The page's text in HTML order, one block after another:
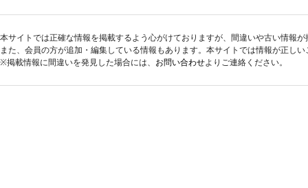
本サイトでは正確な情報を掲載するよう心がけておりますが、間違いや古い情報
また、会員の方が追加・編集している情報もあります。本サイトでは情報が正し
※掲載情報に間違いを発見した場合には、 お問い合わせよりご連絡ください。